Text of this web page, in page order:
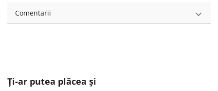
Comentarii
Ți-ar putea plăcea și